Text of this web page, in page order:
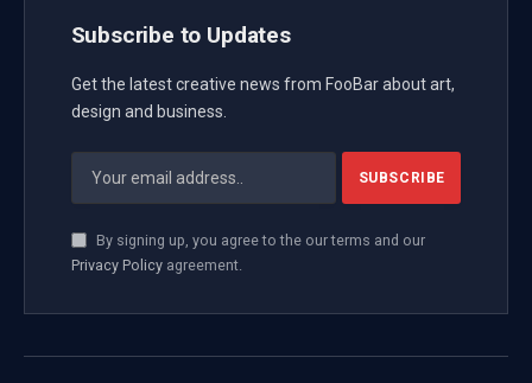
Subscribe to Updates
Get the latest creative news from FooBar about art,
design and business.
By signing up, you agree to the our terms and our
Privacy Policyagreement.